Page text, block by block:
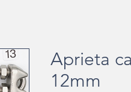
Aprieta
12mm